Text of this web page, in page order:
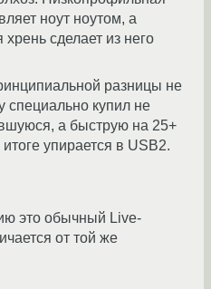
ноут ноутом, а
сделает из него
разницы не
специально купил не
а быструю на 25+
упирается в USB2.
это обычный Live-
от той же